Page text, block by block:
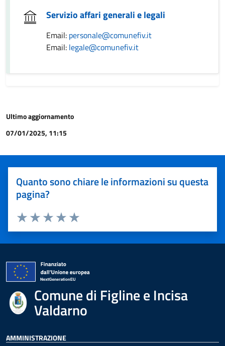
Servizio affari generali e legali
Email: personale@comunefiv.it
Email: legale@comunefiv.it
Ultimo aggiornamento
07/01/2025, 11:15
Quanto sono chiare le informazioni su questa
pagina?
Valuta 5 stelle su 5
Valuta 4 stelle su 5
Valuta 3 stelle su 5
Valuta 2 stelle su 5
Valuta 1 stelle su 5
Comune di Figline e Incisa
Valdarno
AMMINISTRAZIONE